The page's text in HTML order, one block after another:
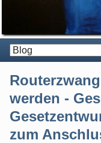
werden -
zum